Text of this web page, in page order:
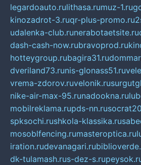
legardoauto.rulithasa.rumuz-1.ru
kinozadrot-3.ruqr-plus-promo.ru
udalenka-club.runerabotaetsite.ru
dash-cash-now.rubravoprod.ru
hotteygroup.rubagira31.ru
dveriland73.runis-glonass51.ru
vrema-zdorov.ruvelonik.ru
nike-air-max-95.runadookna.ru
mobilreklama.rupds-nn.ru
spksochi.rushkola-klassika.ru
mosoblfencing.rumasteroptica.ru
iration.rudevanagari.ru
dk-tulamash.rus-dez-s.ru